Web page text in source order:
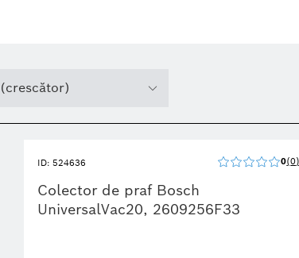
ID: 524636 0 0
Colector de praf Bosch
UniversalVac20, 2609256F33